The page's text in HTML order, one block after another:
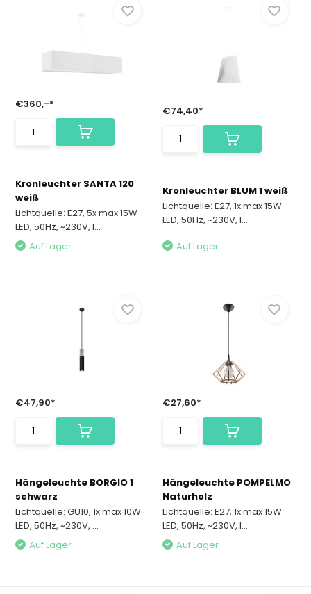
€360,-*
Kronleuchter SANTA 120
weiß
Lichtquelle: E27, 5x max 15W
LED, 50Hz, ~230V, I...
Auf Lager
€74,40*
Kronleuchter BLUM 1 weiß
Lichtquelle: E27, 1x max 15W
LED, 50Hz, ~230V, I...
Auf Lager
€47,90*
Hängeleuchte BORGIO 1
schwarz
Lichtquelle: GU10, 1x max 10W
LED, 50Hz, ~230V, ...
Auf Lager
€27,60*
Hängeleuchte POMPELMO
Naturholz
Lichtquelle: E27, 1x max 15W
LED, 50Hz, ~230V, I...
Auf Lager